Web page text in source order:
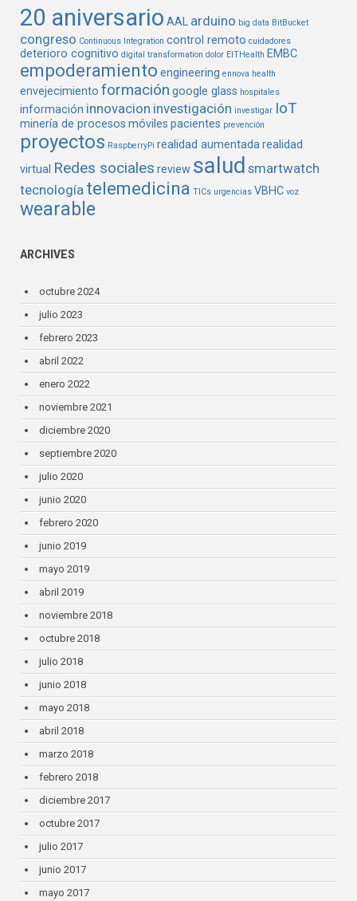
20 aniversario AAL arduino big data BitBucket
congreso Continuous Integration control remoto cuidadores
deterioro cognitivo digital transformation dolor EITHealth EMBC
empoderamiento engineering ennova health
envejecimiento formación google glass hospitales
información innovacion investigación investigar IoT
minería de procesos móviles pacientes prevención
proyectos RaspberryPi realidad aumentadarealidad
virtual Redes sociales review salud smartwatch
tecnología telemedicina TICs urgencias VBHC voz
wearable
ARCHIVES
octubre 2024
julio 2023
febrero 2023
abril 2022
enero 2022
noviembre 2021
diciembre 2020
septiembre 2020
julio 2020
junio 2020
febrero 2020
junio 2019
mayo 2019
abril 2019
noviembre 2018
octubre 2018
julio 2018
junio 2018
mayo 2018
abril 2018
marzo 2018
febrero 2018
diciembre 2017
octubre 2017
julio 2017
junio 2017
mayo 2017